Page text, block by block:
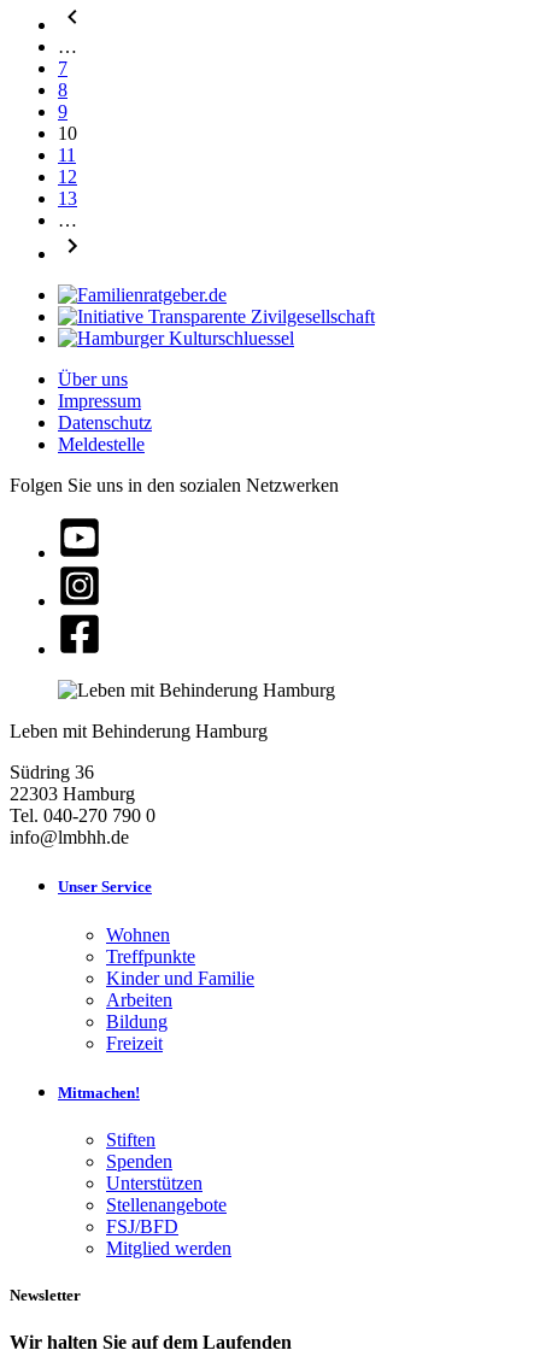
…
7
8
9
10
11
12
13
…
Über uns
Impressum
Datenschutz
Meldestelle
Folgen Sie uns in den sozialen Netzwerken
Leben mit Behinderung Hamburg
Südring 36
22303 Hamburg
Tel. 040-270 790 0
info@lmbhh.de
Unser Service
Wohnen
Treffpunkte
Kinder und Familie
Arbeiten
Bildung
Freizeit
Mitmachen!
Stiften
Spenden
Unterstützen
Stellenangebote
FSJ/BFD
Mitglied werden
Newsletter
Wir halten Sie auf dem Laufenden